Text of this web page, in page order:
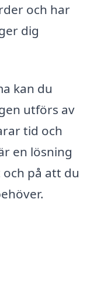
och har
dig
kan du
utförs av
tid och
en lösning
på att du